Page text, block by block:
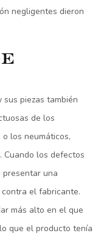
negligentes dieron
piezas también
de los
los neumáticos,
Cuando los defectos
presentar una
el fabricante.
más alto en el que
que el producto tenía